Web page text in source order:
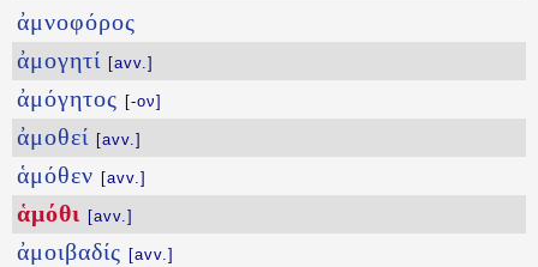
ἀμνοφόρος
ἀμογητί [avv.]
ἀμόγητος [-ον]
ἀμοθεί [avv.]
ἁμόθεν [avv.]
ἁμόθι [avv.]
ἀμοιβαδίς [avv.]